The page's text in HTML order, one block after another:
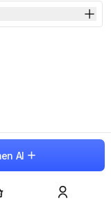
Al Saklıdır